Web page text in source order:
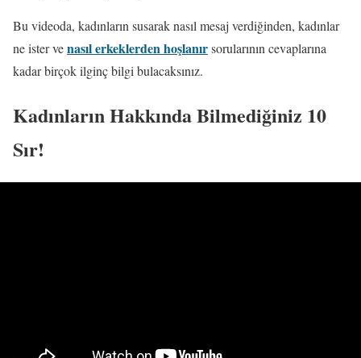
Bu videoda, kadınların susarak nasıl mesaj verdiğinden, kadınlar
ne ister venasıl erkeklerden hoşlanırsorularının cevaplarına
kadar birçok ilginç bilgi bulacaksınız.
Kadınların Hakkında Bilmediğiniz 10
Sır!